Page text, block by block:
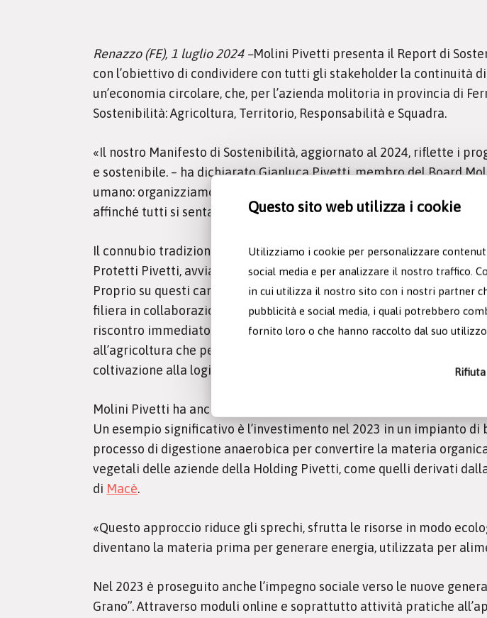
Questo sito web utilizza i cookie
Utilizziamo i cookie per personalizzare
social media e per analizzare il nostro traffico.
in cui utilizza il nostro sito con i nostri partner
pubblicità e social media, i quali potrebbero
fornito loro o che hanno raccolto dal suo utilizzo
Rifiuta
Renazzo (FE), 1 luglio 2024 –Molini Pivetti presenta il Report di
con l’obiettivo di condividere con tutti gli stakeholder la continuità
un’economia circolare, che, per l’azienda molitoria in provincia di
Sostenibilità: Agricoltura, Territorio, Responsabilità e Squadra.
«Il nostro Manifesto di Sostenibilità, aggiornato al 2024, riflette i
e sostenibile. – ha dichiarato Gianluca Pivetti, membro del Board
umano: organizziamo eventi di formazione e promuoviamo il
affinché tutti si sentano parte di una squadra con obiettivi chiari e
Il connubio tradizione e innovazione qualifica tutto il lavoro di
Protetti Pivetti, avviata nel 2016 e divenuta in parte “Sostenibile”
Proprio su questi campi di grano tenero, Molini Pivetti ha avviato
filiera in collaborazione conxFarm Technologies : grazie ad una
riscontro immediato del proprio impatto ambientale e resoconti
all’agricoltura che permette di proteggere l’alta qualità del
coltivazione alla logistica fino alla trasformazione della materia
Molini Pivetti ha anche introdotto tecnologie avanzate per
Un esempio significativo è l’investimento nel 2023 in un impianto
processo di digestione anaerobica per convertire la materia
vegetali delle aziende della Holding Pivetti, come quelli derivati
di Macè.
«Questo approccio riduce gli sprechi, sfrutta le risorse in modo
diventano la materia prima per generare energia, utilizzata per
Nel 2023 è proseguito anche l’impegno sociale verso le nuove
Grano”. Attraverso moduli online e soprattutto attività pratiche